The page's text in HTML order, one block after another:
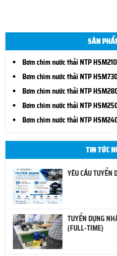
SẢN
Bơm chìm nước thải NTP
Bơm chìm nước thải NTP
Bơm chìm nước thải NTP
Bơm chìm nước thải NTP
Bơm chìm nước thải NTP
TIN TỨC
YÊU CẦU TUYỂN
TUYỂN DỤNG
(FULL-TIME)